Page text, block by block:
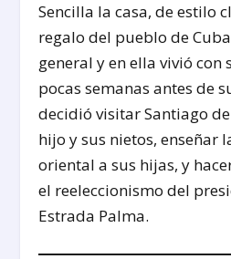
Sencilla la casa, de estilo
regalo del pueblo de
general y en ella vivió
pocas semanas antes de
decidió visitar Santiago
hijo y sus nietos, enseñar
oriental a sus hijas, y
el reeleccionismo del
Estrada Palma.